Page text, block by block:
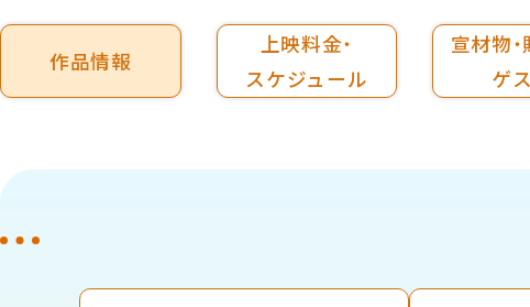
作品情報
上映料金・
スケジュール
宣材物・
ゲ